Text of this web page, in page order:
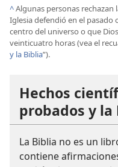
^Algunas personas rechazan
Iglesia defendió en el pasado
centro del universo o que
veinticuatro horas (vea el
y la Biblia”).
Hechos
probados y la
La Biblia no es un
contiene